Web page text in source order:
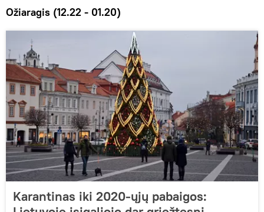
Ožiaragis (12.22 - 01.20)
Karantinas iki 2020-ųjų pabaigos: